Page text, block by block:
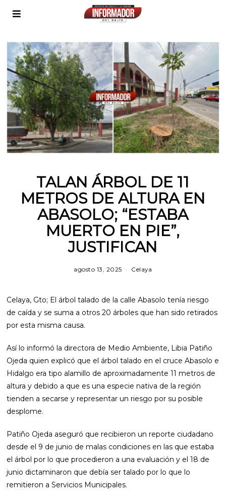
TALAN ÁRBOL DE 11
METROS DE ALTURA EN
ABASOLO; “ESTABA
MUERTO EN PIE”,
JUSTIFICAN
agosto 13, 2025 Celaya
Celaya, Gto; El árbol talado de la calle Abasolo tenía riesgo
de caída y se suma a otros 20 árboles que han sido retirados
por esta misma causa.
Así lo informó la directora de Medio Ambiente, Libia Patiño
Ojeda quien explicó que el árbol talado en el cruce Abasolo e
Hidalgo era tipo alamillo de aproximadamente 11 metros de
altura y debido a que es una especie nativa de la región
tienden a secarse y representar un riesgo por su posible
desplome.
Patiño Ojeda aseguró que recibieron un reporte ciudadano
desde el 9 de junio de malas condiciones en las que estaba
el árbol por lo que procedieron a una evaluación y el 18 de
junio dictaminaron que debía ser talado por lo que lo
remitieron a Servicios Municipales.